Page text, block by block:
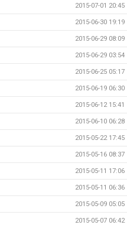
2015-07-01 20:45
2015-06-30 19:19
2015-06-29 08:09
2015-06-29 03:54
2015-06-25 05:17
2015-06-19 06:30
2015-06-12 15:41
2015-06-10 06:28
2015-05-22 17:45
2015-05-16 08:37
2015-05-11 17:06
2015-05-11 06:36
2015-05-09 05:05
2015-05-07 06:42